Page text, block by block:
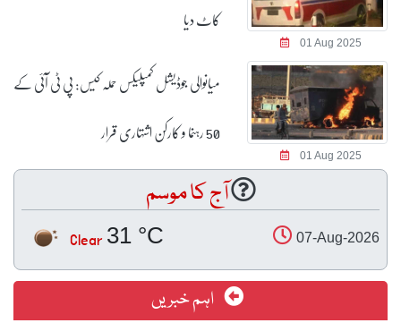
01 Aug 2025
کاٹ دیا
01 Aug 2025
میانوالی جوڈیشل کمپلیکس حملہ کیس: پی ٹی آئی کے
50 رہنما و کارکن اشتہاری قرار
آج کا موسم
07-Aug-2026
31 °C
Clear
اہم خبریں